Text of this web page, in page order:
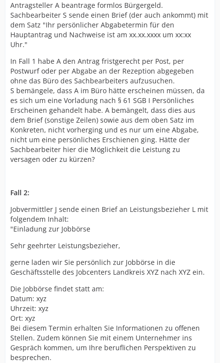
Antragsteller A beantrage formlos Bürgergeld.
Sachbearbeiter S sende einen Brief (der auch ankommt) mit
dem Satz "Ihr persönlicher Abgabetermin für den
Hauptantrag und Nachweise ist am xx.xx.xxxx um xx:xx
Uhr."
In Fall 1 habe A den Antrag fristgerecht per Post, per
Postwurf oder per Abgabe an der Rezeption abgegeben
ohne das Büro des Sachbearbeiters aufzusuchen.
S bemängele, dass A im Büro hätte erscheinen müssen, da
es sich um eine Vorladung nach § 61 SGB I Persönliches
Erscheinen gehandelt habe. A bemängelt, dass dies aus
dem Brief (sonstige Zeilen) sowie aus dem oben Satz im
Konkreten, nicht vorherging und es nur um eine Abgabe,
nicht um eine persönliches Erschienen ging. Hätte der
Sachbearbeiter hier die Möglichkeit die Leistung zu
versagen oder zu kürzen?
Fall 2:
Jobvermittler J sende einen Brief an Leistungsbezieher L mit
folgendem Inhalt:
"Einladung zur Jobbörse
Sehr geehrter Leistungsbezieher,
gerne laden wir Sie persönlich zur Jobbörse in die
Geschäftsstelle des Jobcenters Landkreis XYZ nach XYZ ein.
Die Jobbörse findet statt am:
Datum: xyz
Uhrzeit: xyz
Ort: xyz
Bei diesem Termin erhalten Sie Informationen zu offenen
Stellen. Zudem können Sie mit einem Unternehmer ins
Gespräch kommen, um Ihre beruflichen Perspektiven zu
besprechen.